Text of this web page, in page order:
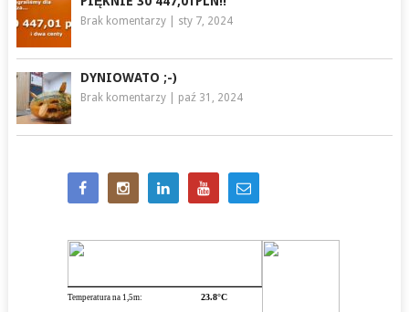
Brak komentarzy| sty 7, 2024
DYNIOWATO ;-)
Brak komentarzy| paź 31, 2024